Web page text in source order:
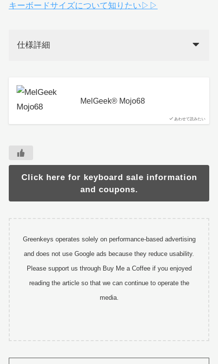
キーボードサイズについて知りたい▷▷
仕様詳細
あわせて読みたい
MelGeek®︎ Mojo68
Click here for keyboard sale information
and coupons.
Greenkeys operates solely on performance-based advertising
and does not use Google ads because they reduce usability.
Please support us through Buy Me a Coffee if you enjoyed
reading the article so that we can continue to operate the
media.